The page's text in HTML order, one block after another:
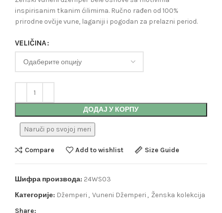
inspirisanim tkanim ćilimima. Ručno rađen od 100%
prirodne ovčije vune, laganiji i pogodan za prelazni period.
VELIČINA
ДОДАЈ У КОРПУ
Naruči po svojoj meri
Compare Add to wishlist Size Guide
Шифра производа: 24WS03
Категорије: Džemperi , Vuneni Džemperi , Ženska kolekcija
Share: